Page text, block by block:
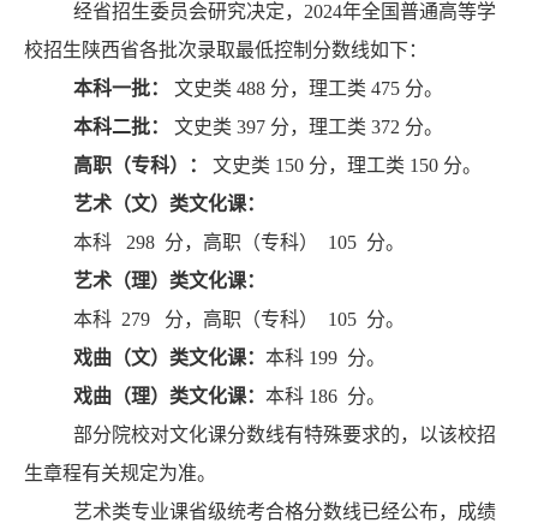
经省招生委员会研究决定， 2024年全国普通高等学
校招生陕西省各批次录取最低控制分数线如下：
本科一批：
文史类 488 分，理工类 475 分。
本科二批：
文史类 397 分，理工类 372 分。
高职（专科）
： 文史类 150 分，理工类 150 分。
艺术（文）类文化课：
本科 298 分，高职（专科） 105 分。
艺术（理）类文化课：
本科 279 分，高职（专科） 105 分。
戏曲（文）类文化课： 本科 199 分。
戏曲（理）类文化课： 本科 186 分。
部分院校对文化课分数线有特殊要求的，以该校招
生章程有关规定为准。
艺术类专业课省级统考合格分数线已经公布， 成绩